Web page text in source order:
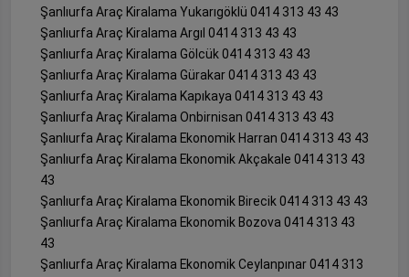
Şanlıurfa Araç Kiralama Yukarıgöklü 0414 313 43 43
Şanlıurfa Araç Kiralama Argıl 0414 313 43 43
Şanlıurfa Araç Kiralama Gölcük 0414 313 43 43
Şanlıurfa Araç Kiralama Gürakar 0414 313 43 43
Şanlıurfa Araç Kiralama Kapıkaya 0414 313 43 43
Şanlıurfa Araç Kiralama Onbirnisan 0414 313 43 43
Şanlıurfa Araç Kiralama Ekonomik Harran 0414 313 43 43
Şanlıurfa Araç Kiralama Ekonomik Akçakale 0414 313 43
43
Şanlıurfa Araç Kiralama Ekonomik Birecik 0414 313 43 43
Şanlıurfa Araç Kiralama Ekonomik Bozova 0414 313 43
43
Şanlıurfa Araç Kiralama Ekonomik Ceylanpınar 0414 313